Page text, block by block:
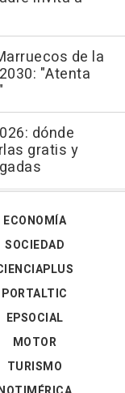
de la
"Atenta
dónde
gratis y
ECONOMÍA
SOCIEDAD
PORTALTIC
EPSOCIAL
MOTOR
TURISMO